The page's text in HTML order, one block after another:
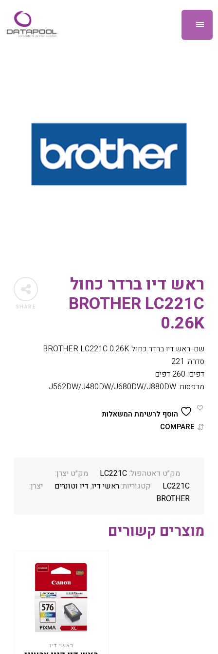
SHARE
ראש דיו ברדר כחול
BROTHER LC221C
0.26K
שם: ראש דיו ברדר כחול BROTHER LC221C 0.26K
סדרה: 221
דפים: 260 דפים
מדפסות: J562DW/J480DW/J680DW/J880DW
הוסף לרשימת המשאלות
COMPARE
מק״ט דאטהפול:LC221C
מק״ט יצרן:
LC221C
קטגוריות:ראשי דיו, דיו וטונרים
יצרן:
BROTHER
מוצרים קשורים
ראשי דיו